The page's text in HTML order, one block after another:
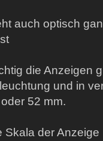
auch optisch
die Anzeigen
und in
52 mm.
Skala der